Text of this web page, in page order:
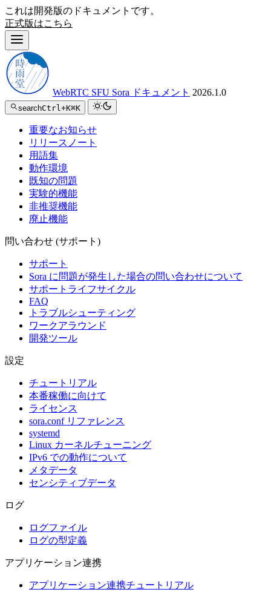
これは開発版のドキュメントです。
正式版はこちら
WebRTC SFU Sora ドキュメント 2026.1.0
searchCtrl+K⌘K
重要なお知らせ
リリースノート
用語集
動作環境
既知の問題
実験的機能
非推奨機能
廃止機能
問い合わせ (サポート)
サポート
Sora に問題が発生した場合の問い合わせについて
サポートライフサイクル
FAQ
トラブルシューティング
ワークアラウンド
開発ツール
設定
チュートリアル
本番稼働に向けて
ライセンス
sora.conf リファレンス
systemd
Linux カーネルチューニング
IPv6 での動作について
メタデータ
センシティブデータ
ログ
ログファイル
ログの型定義
アプリケーション連携
アプリケーション連携チュートリアル